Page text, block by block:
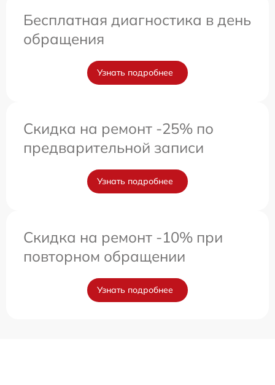
Бесплатная диагностика в день
обращения
Узнать подробнее
Скидка на ремонт -25% по
предварительной записи
Узнать подробнее
Скидка на ремонт -10% при
повторном обращении
Узнать подробнее